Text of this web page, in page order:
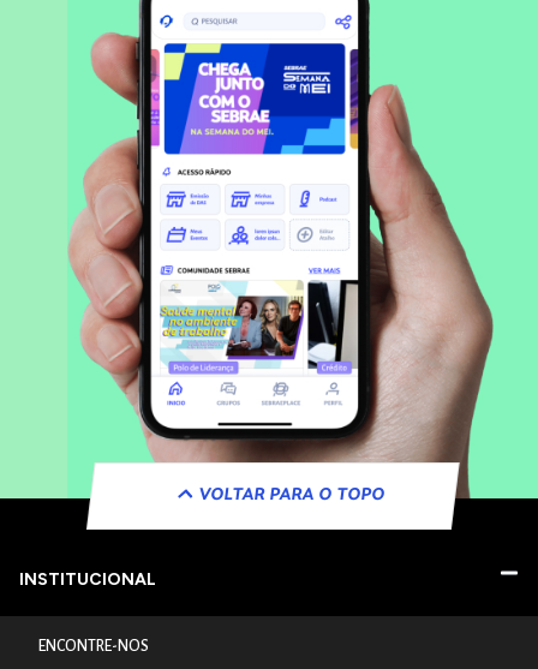
VOLTAR PARA O TOPO
INSTITUCIONAL
ENCONTRE-NOS